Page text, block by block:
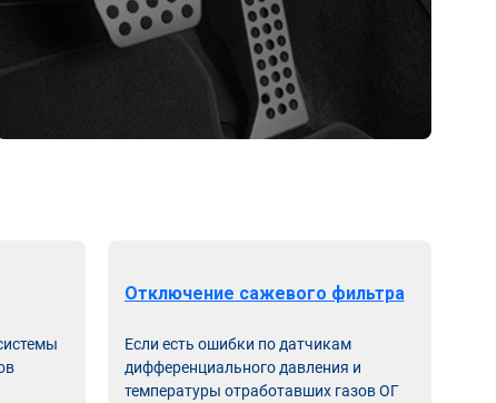
Отключение сажевого фильтра
Если есть ошибки по датчикам
дифференциального давления и
температуры отработавших газов ОГ